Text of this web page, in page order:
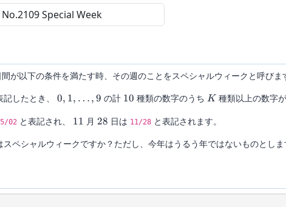
間が以下の条件を満たす時、その週のことをスペシャルウィークと呼びま
したとき、 0,1,\ldots,9
0, 1, … , 9 の計 10
10 種類の数字のうちK
K 種類以上の数字
02 と表記され、 11
11 月 28
28 日は 11/28 と表記されます。
ペシャルウィークですか？ただし、今年はうるう年ではないものとしま